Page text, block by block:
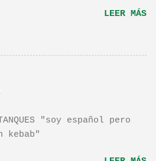
En una escena de
Per-Versión de este tema
PINCHA AQUÍ Y LA
LEER MÁS
"soy español pero
kebab"